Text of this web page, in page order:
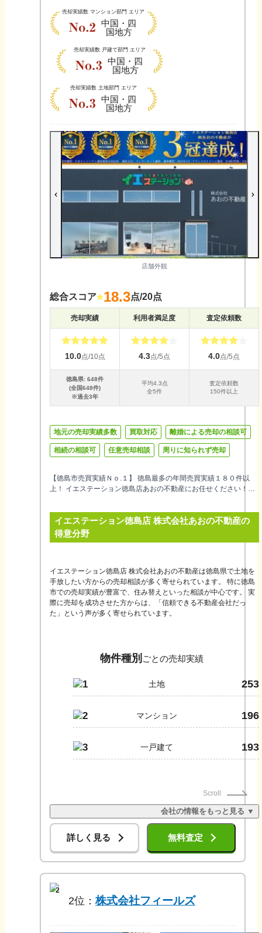
売却実績数マンション部門 エリア
中国・四
国地方
売却実績数 戸建て部門 エリア
中国・四
国地方
売却実績数 土地部門 エリア
中国・四
国地方
店舗外観
総合スコア 18.3点/20点
売却実績 利用者満足度 査定依頼数
10.0点/10点 4.3点/5点 4.0点/5点
徳島県: 648件
(全国648件)
※過去3年
平均4.3点
全5件
査定依頼数
150件以上
地元の売却実績多数 買取対応 離婚による売却の相談可
相続の相談可 任意売却相談 周りに知られず売却
【徳島市売買実績Ｎｏ.１】 徳島最多の年間売買実績１８０件以
上！ イエステーション徳島店あおの不動産にお任せください！！
足度No.1・売却満足度No.1・口コミ人気No.1”に選ばれました！！
※調査提供先：日本トレンドリサーチ 【全国ネットワークの強
み】 イエステーションは全国ネットワークで、全国の加盟店と共
最良のご提案をいたします。
イエステーション徳島店 株式会社あおの不動産の
得意分野
イエステーション徳島店 株式会社あおの不動産は徳島県で土地を
手放したい方からの売却相談が多く寄せられています。 特に徳島
市での売却実績が豊富で、住み替えといった相談が中心です。 実
際に売却を成功させた方からは、「信頼できる不動産会社だっ
た」という声が多く寄せられています。
物件種別 ごとの売却実績
1 土地 253
2 マンション 196
3 一戸建て 193
Scroll
会社の情報をもっと見る ▼
詳しく見る 無料査定
2
2位：株式会社フィールズ